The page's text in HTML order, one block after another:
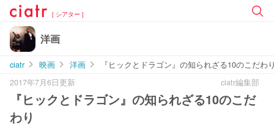
[ シアター ]
洋画
ciatr 映画 洋画
『ヒックとドラゴン』の知られざる10のこだわ
2017年7月6日更新
ciatr編集部
『ヒックとドラゴン』の知られざる10のこだ
わり